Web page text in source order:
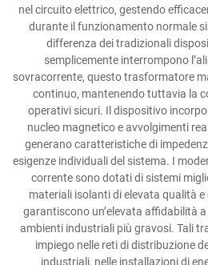
nel circuito elettrico, gestendo
durante il funzionamento normale
differenza dei tradizionali
semplicemente interrompono
sovracorrente, questo trasformatore
continuo, mantenendo tuttavia la
operativi sicuri. Il dispositivo
nucleo magnetico e avvolgimenti
generano caratteristiche di
esigenze individuali del sistema. I
corrente sono dotati di sistemi
materiali isolanti di elevata qualità
garantiscono un’elevata affidabilità
ambienti industriali più gravosi. Tali
impiego nelle reti di distribuzione
industriali, nelle installazioni di